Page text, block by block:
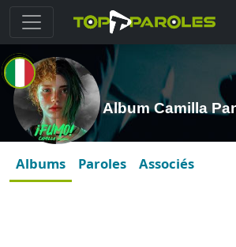
Album Camilla
Albums Paroles Associés